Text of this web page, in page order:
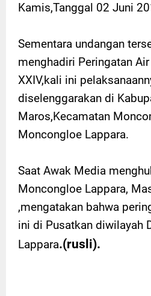
Kamis,Tanggal 02 Juni
Sementara undangan
menghadiri Peringatan Air
XXIV,kali ini
diselenggarakan di
Maros,Kecamatan
Moncongloe Lappara.
Saat Awak Media
Moncongloe Lappara,
,mengatakan bahwa
ini di Pusatkan diwilayah
Lappara.(rusli).